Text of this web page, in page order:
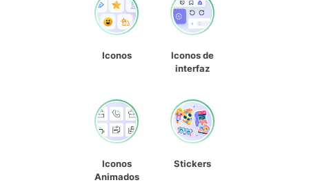
Iconos
Iconos de
interfaz
Iconos
Animados
Stickers